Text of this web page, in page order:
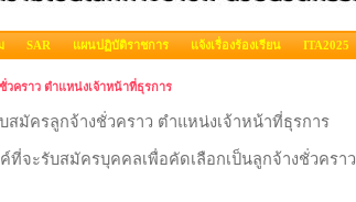
SAR แผนปฏิบัติราชการ แจ้งเรื่องร้องเรียน ITA2025
วคราว ตำแหน่งเจ้าหน้าที่ธุรการ
สมัครลูกจ้างชั่วคราว ตำแหน่งเจ้าหน้าที่ธุรการ
จะรับสมัครบุคคลเพื่อคัดเลือกเป็นลูกจ้างชั่วคราว